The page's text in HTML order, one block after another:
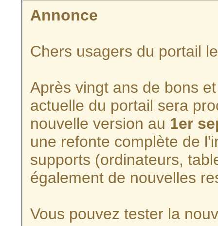
Annonce
Chers usagers du portail
Après vingt ans de bons
actuelle du portail sera
nouvelle version au 1er
une refonte complète de
supports (ordinateurs,
également de nouvelles
Vous pouvez tester la